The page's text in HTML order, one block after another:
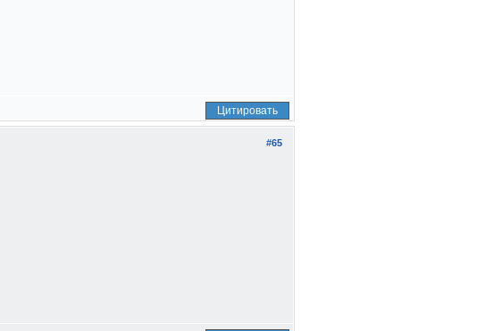
Цитировать
#65